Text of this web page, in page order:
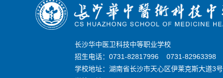
长沙华中医卫科技中等职业学校
招生电话：0731-82817996 0731-82963398
学校地址：湖南省长沙市天心区伊莱克斯大道3号